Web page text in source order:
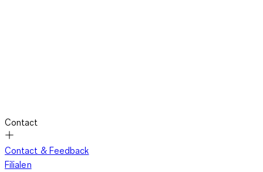
Contact
Contact & Feedback
Filialen